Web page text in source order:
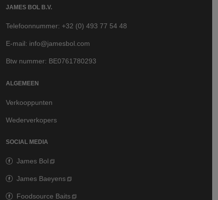
JAMES BOL B.V.
Telefoonnummer: +32 (0) 493 77 54 48
E-mail: info@jamesbol.com
Btw nummer: BE0761780293
ALGEMEEN
Verkooppunten
Wederverkopers
SOCIAL MEDIA
James Bol
James Baeyens
Foodsource Baits